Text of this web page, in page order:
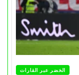
الخضر عبر القارات